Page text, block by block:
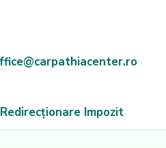
Redirecționare Impozit